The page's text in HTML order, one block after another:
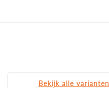
Bekijk alle varianten